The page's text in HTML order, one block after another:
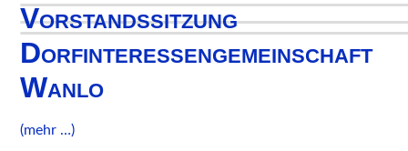
Vorstandssitzung
Dorfinteressengemeinschaft
Wanlo
(mehr …)